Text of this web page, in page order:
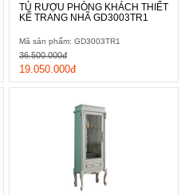
TỦ RƯỢU PHÒNG KHÁCH THIẾT
KẾ TRANG NHÃ GD3003TR1
Mã sản phẩm: GD3003TR1
19.050.000đ
36.500.000đ